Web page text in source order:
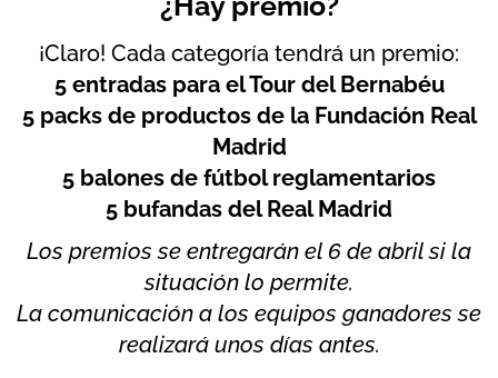
¡Claro! Cada categoría tendrá un premio:
5 entradas para el Tour del Bernabéu
5 packs de productos de la Fundación Real
Madrid
5 balones de fútbol reglamentarios
5 bufandas del Real Madrid
Los premios se entregarán el 6 de abril si la
situación lo permite.
La comunicación a los equipos ganadores se
realizará unos días antes.